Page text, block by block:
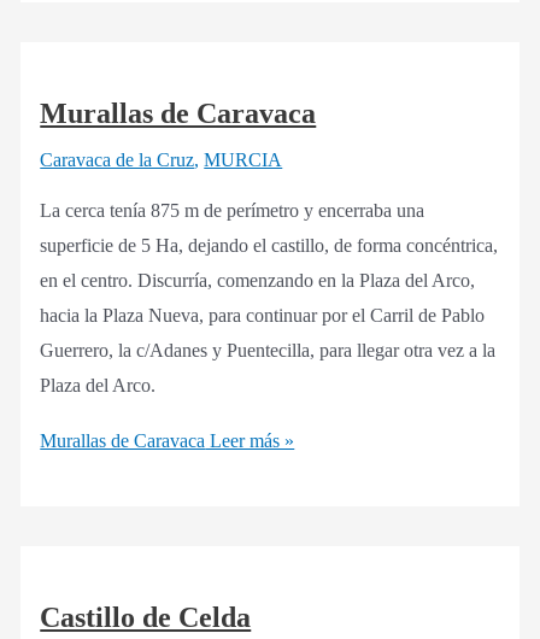
Murallas de Caravaca
Caravaca de la Cruz,MURCIA
La cerca tenía 875 m de perímetro y encerraba una
superficie de 5 Ha, dejando el castillo, de forma concéntrica,
en el centro. Discurría, comenzando en la Plaza del Arco,
hacia la Plaza Nueva, para continuar por el Carril de Pablo
Guerrero, la c/Adanes y Puentecilla, para llegar otra vez a la
Plaza del Arco.
Murallas de Caravaca Leer más »
Castillo de Celda